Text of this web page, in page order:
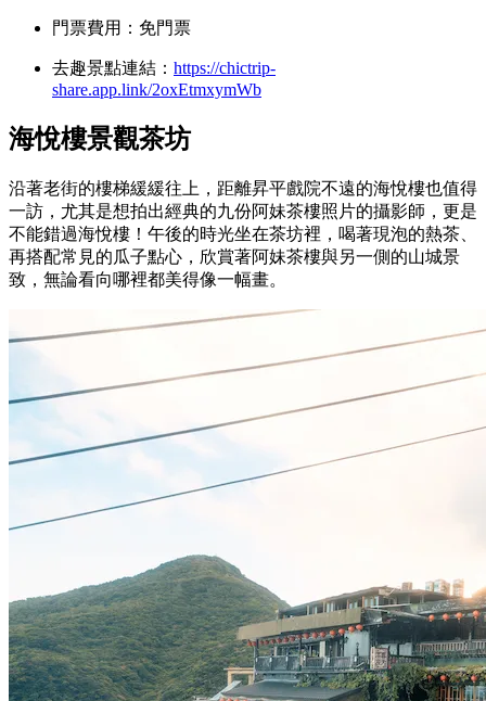
門票費用：免門票
去趣景點連結： https://chictrip-
share.app.link/2oxEtmxymWb
海悅樓景觀茶坊
沿著老街的樓梯緩緩往上，距離昇平戲院不遠的海悅樓也值得
一訪，尤其是想拍出經典的九份阿妹茶樓照片的攝影師，更是
不能錯過海悅樓！午後的時光坐在茶坊裡，喝著現泡的熱茶、
再搭配常見的瓜子點心，欣賞著阿妹茶樓與另一側的山城景
致，無論看向哪裡都美得像一幅畫。